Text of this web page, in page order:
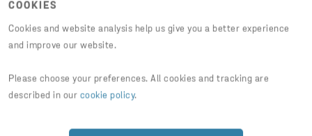
COOKIES
Cookies and website analysis help us give you a better experience
and improve our website.
Please choose your preferences. All cookies and tracking are
described in our cookie policy.
WYRÓŻNIENIE: OTCF